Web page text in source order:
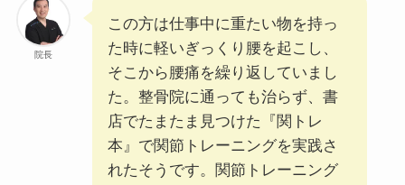
院長
この方は仕事中に重たい物を持っ
た時に軽いぎっくり腰を起こし、
そこから腰痛を繰り返していまし
た。整骨院に通っても治らず、書
店でたまたま見つけた『関トレ
本』で関節トレーニングを実践さ
れたそうです。関節トレーニング